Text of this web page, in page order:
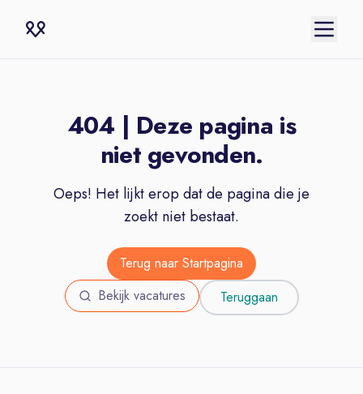
404 | Deze pagina is
niet gevonden.
Oeps! Het lijkt erop dat de pagina die je
zoekt niet bestaat.
Terug naar Startpagina
Bekijk vacatures
Teruggaan